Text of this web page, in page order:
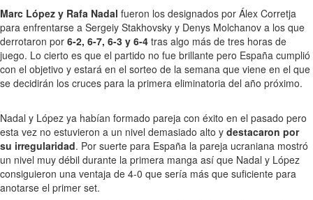
Marc López y Rafa Nadal fueron los designados por Álex Corretja
para enfrentarse a Sergeiy Stakhovsky y Denys Molchanov a los que
derrotaron por 6-2, 6-7, 6-3 y 6-4 tras algo más de tres horas de
juego. Lo cierto es que el partido no fue brillante pero España cumplió
con el objetivo y estará en el sorteo de la semana que viene en el que
se decidirán los cruces para la primera eliminatoria del año próximo.
Nadal y López ya habían formado pareja con éxito en el pasado pero
esta vez no estuvieron a un nivel demasiado alto y destacaron por
su irregularidad. Por suerte para España la pareja ucraniana mostró
un nivel muy débil durante la primera manga así que Nadal y López
consiguieron una ventaja de 4-0 que sería más que suficiente para
anotarse el primer set.